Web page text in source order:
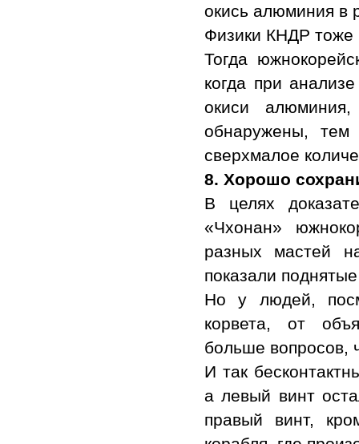
окись алюминия в
Физики КНДР тоже
Тогда
когда при
окиси
обнаружены, тем
сверхмалое
8. Хорошо
В целях
«Чхонан»
разных мастей
показали
Но у людей,
корвета, от
больше вопросов,
И так
а левый винт
правый винт,